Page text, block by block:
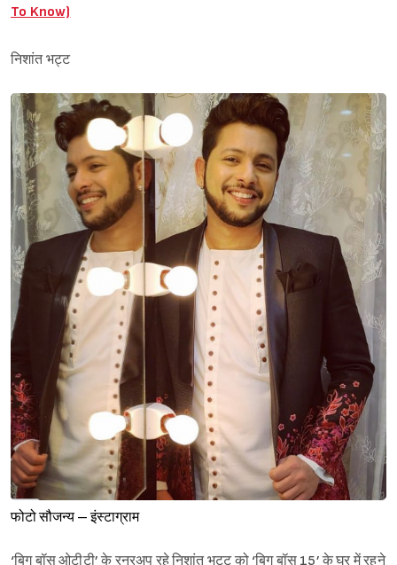
To Know)
निशांत भट्ट
फोटो सौजन्य – इंस्टाग्राम
‘बिग बॉस ओटीटी’ के रनरअप रहे निशांत भट्ट को ‘बिग बॉस 15’ के घर में रहने